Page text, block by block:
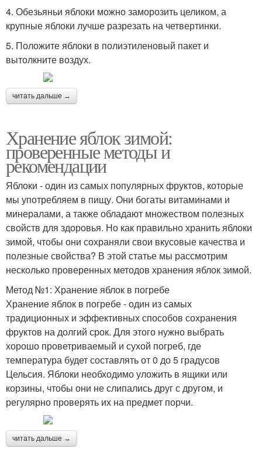
4. Обезьяньи яблоки можно заморозить целиком, а
крупные яблоки лучше разрезать на четвертинки.
5. Положите яблоки в полиэтиленовый пакет и
вытолкните воздух.
читать дальше →
Хранение яблок зимой:
проверенные методы и
рекомендации
Яблоки - один из самых популярных фруктов, которые
мы употребляем в пищу. Они богаты витаминами и
минералами, а также обладают множеством полезных
свойств для здоровья. Но как правильно хранить яблоки
зимой, чтобы они сохраняли свои вкусовые качества и
полезные свойства? В этой статье мы рассмотрим
несколько проверенных методов хранения яблок зимой.
Метод №1: Хранение яблок в погребе
Хранение яблок в погребе - один из самых
традиционных и эффективных способов сохранения
фруктов на долгий срок. Для этого нужно выбрать
хорошо проветриваемый и сухой погреб, где
температура будет составлять от 0 до 5 градусов
Цельсия. Яблоки необходимо уложить в ящики или
корзины, чтобы они не слипались друг с другом, и
регулярно проверять их на предмет порчи.
читать дальше →